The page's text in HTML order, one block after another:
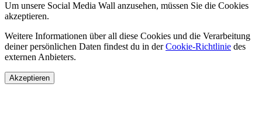
Um unsere Social Media Wall anzusehen, müssen Sie die Cookies
akzeptieren.
Weitere Informationen über all diese Cookies und die Verarbeitung
deiner persönlichen Daten findest du in derCookie-Richtlinie des
externen Anbieters.
Akzeptieren